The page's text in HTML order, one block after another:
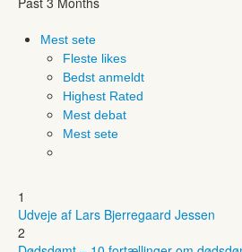
Mest sete
Fleste likes
Bedst anmeldt
Highest Rated
Mest debat
Mest sete
1
Udveje af Lars Bjerregaard Jessen
2